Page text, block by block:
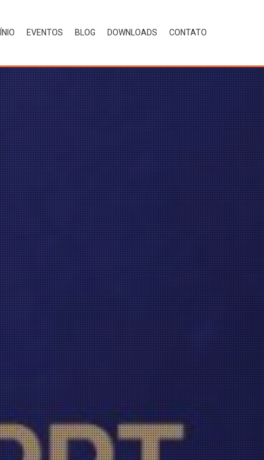
EVENTOS BLOG DOWNLOADS CONTATO